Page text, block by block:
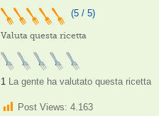
(5 / 5)
Valuta questa ricetta
1 La gente ha valutato questa ricetta
Post Views: 4.163